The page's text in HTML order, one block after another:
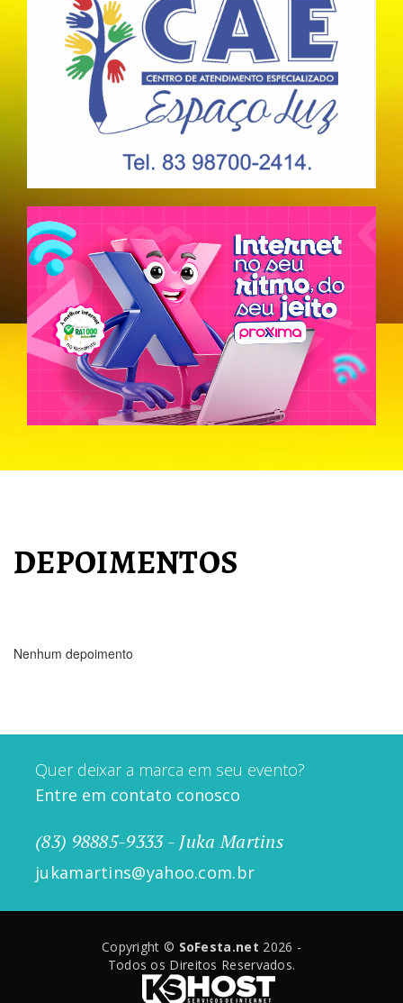
DEPOIMENTOS
Nenhum depoimento
Quer deixar a marca em seu evento?
Entre em contato conosco
(83) 98885-9333 - Juka Martins
jukamartins@yahoo.com.br
Copyright © SoFesta.net 2026 -
Todos os Direitos Reservados.